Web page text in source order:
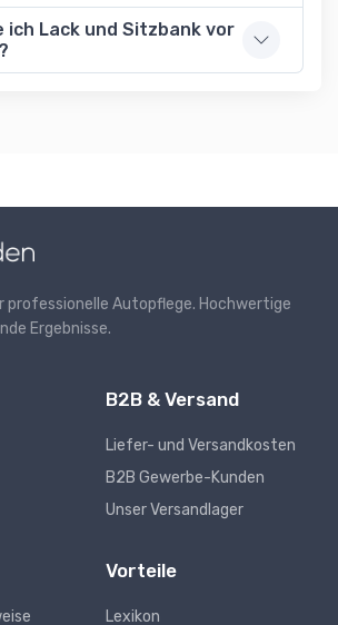
ich Lack und Sitzbank vor
professionelle Autopflege. Hochwertige
Ergebnisse.
B2B & Versand
Liefer- und Versandkosten
B2B Gewerbe-Kunden
Unser Versandlager
Vorteile
Lexikon